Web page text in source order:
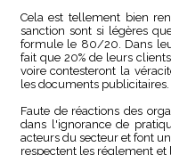
Cela est tellement bien
sanction sont si légères
formule le 80/20. Dans
fait que 20% de leurs
voire contesteront la
les documents publicitaires.
Faute de réactions des
dans l'ignorance de
acteurs du secteur et font
respectent les réglement